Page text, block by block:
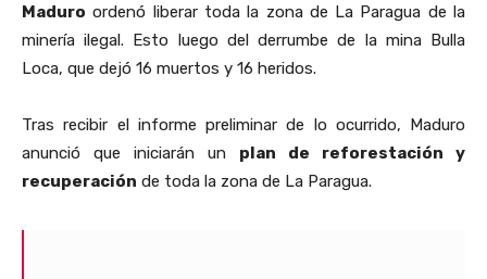
Maduro ordenó liberar toda la zona de La Paragua de la
minería ilegal. Esto luego del derrumbe de la mina Bulla
Loca, que dejó 16 muertos y 16 heridos.
Tras recibir el informe preliminar de lo ocurrido, Maduro
anunció que iniciarán un plan de reforestación y
recuperación de toda la zona de La Paragua.